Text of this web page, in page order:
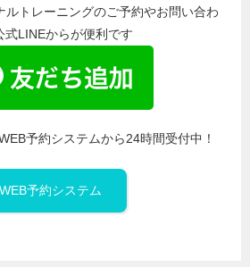
ルトレーニングのご予約やお問い合わ
式LINEからが便利です
予約システムから24時間受付中！
WEB予約システム